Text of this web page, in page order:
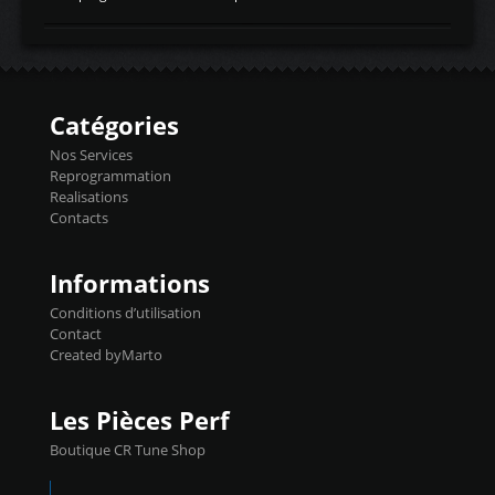
d'admissiontemp ex. pour atmo -30- 80°C
temperaturetemperature ldr moteurtemp
Injecteurs + Flashpro 1370€ TTC Le
précise et performante. Vous pourrez
basculer de la carto sans plomb à Ethanol à
l'aide du flashpro OPTION ECONOMIQUES
Reprog SP 98 sur le calculateur d'origine
450€ TTC Un gain d'environ 10cv et 15nm
Catégories
Nos Services
Reprogrammation
Realisations
Contacts
Informations
Conditions d’utilisation
Contact
Created byMarto
Les Pièces Perf
Boutique CR Tune Shop